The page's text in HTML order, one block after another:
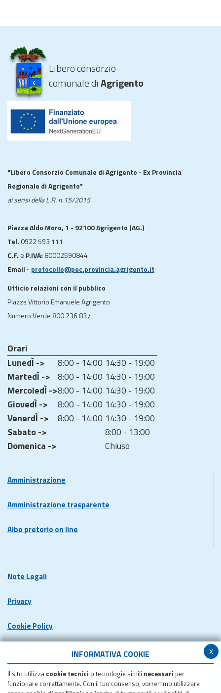
x
INFORMATIVA COOKIE
Il sito utilizza cookie tecnici o tecnologie simili necessari per
funzionare correttamente. Con il tuo consenso, vorremmo utilizzare
Libero consorzio
comunale diAgrigento
"Libero Consorzio Comunale di Agrigento - Ex Provincia
Regionale di Agrigento"
ai sensi della L.R. n.15/2015
Piazza Aldo Moro, 1 - 92100 Agrigento (AG.)
Tel. 0922 593 111
C.F. e P.IVA: 80002590844
Email - protocollo@pec.provincia.agrigento.it
Ufficio relazioni con il pubblico
Piazza Vittorio Emanuele Agrigento
Numero Verde 800 236 837
Orari
LunedÌ ->
8:00 - 14:00 14:30 - 19:00
MartedÌ -> 8:00 - 14:00 14:30 - 19:00
MercoledÌ ->8:00 - 14:00 14:30 - 19:00
GiovedÌ ->
8:00 - 14:00 14:30 - 19:00
VenerdÌ ->
8:00 - 14:00 14:30 - 19:00
Sabato ->
8:00 - 13:00
Domenica ->
Chiuso
Amministrazione
Amministrazione trasparente
Albo pretorio on line
Note Legali
Privacy
Cookie Policy
Dichiarazione di accessibilita'